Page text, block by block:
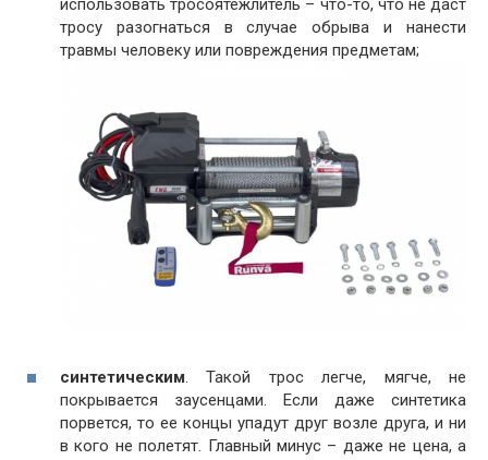
использовать тросоятежлитель – что-то, что не даст
тросу разогнаться в случае обрыва и нанести
травмы человеку или повреждения предметам;
синтетическим. Такой трос легче, мягче, не
покрывается заусенцами. Если даже синтетика
порвется, то ее концы упадут друг возле друга, и ни
в кого не полетят. Главный минус – даже не цена, а